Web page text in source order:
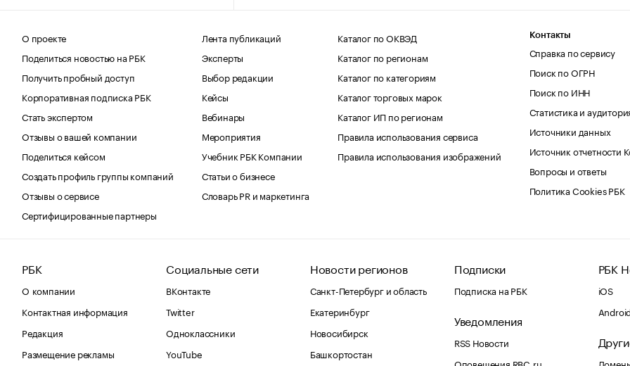
О проекте
Поделиться новостью на РБК
Получить пробный доступ
Корпоративная подписка РБК
Стать экспертом
Отзывы о вашей компании
Поделиться кейсом
Создать профиль группы компаний
Отзывы о сервисе
Сертифицированные партнеры
Лента публикаций
Эксперты
Выбор редакции
Кейсы
Вебинары
Мероприятия
Учебник РБК Компании
Статьи о бизнесе
Словарь PR и маркетинга
Каталог по ОКВЭД
Каталог по регионам
Каталог по категориям
Каталог торговых марок
Каталог ИП по регионам
Правила использования сервиса
Правила использования изображений
Контакты
Справка по сервису
Поиск по ОГРН
Поиск по ИНН
Статистика и
Источники данных
Источник отчетности
Вопросы и ответы
Политика Cookies РБК
РБК
О компании
Контактная информация
Редакция
Размещение рекламы
Социальные сети
ВКонтакте
Twitter
Одноклассники
YouTube
Новости регионов
Санкт-Петербург и область
Екатеринбург
Новосибирск
Башкортостан
Подписки
Подписка на РБК
Уведомления
RSS Новости
Оповещения RBC.ru
РБК
iOS